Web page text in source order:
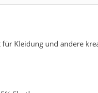
für Kleidung und andere